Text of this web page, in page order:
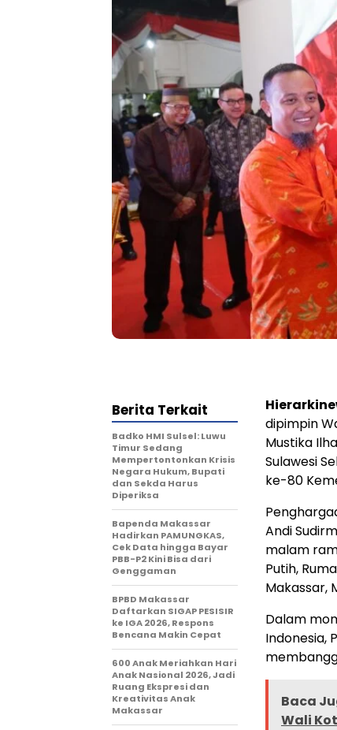
dipimpin
Mustika
Sulawesi
ke-80
Andi
malam
Putih,
Makassar,
Dalam
Indonesia,
Baca
Wali
Berita Terkait
Badko HMI Sulsel: Luwu
Timur Sedang
Mempertontonkan Krisis
Negara Hukum, Bupati
dan Sekda Harus
Diperiksa
Bapenda Makassar
Hadirkan PAMUNGKAS,
Cek Data hingga Bayar
PBB-P2 Kini Bisa dari
Genggaman
BPBD Makassar
Daftarkan SIGAP PESISIR
ke IGA 2026, Respons
Bencana Makin Cepat
600 Anak Meriahkan Hari
Anak Nasional 2026, Jadi
Ruang Ekspresi dan
Kreativitas Anak
Makassar